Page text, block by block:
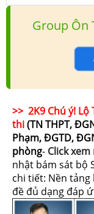
Group Ôn
>> 2K9 Chú ý!
thi(TN THPT,
Phạm, ĐGTD,
phòng- Click xem
nhật bám sát bộ
chi tiết: Nền tảng
đề đủ dạng đáp